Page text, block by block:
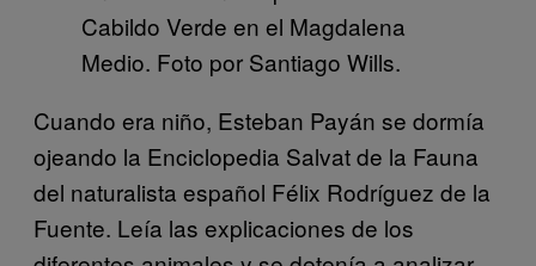
Cabildo Verde en el Magdalena
Medio. Foto por Santiago Wills.
Cuando era niño, Esteban Payán se dormía
ojeando la Enciclopedia Salvat de la Fauna
del naturalista español Félix Rodríguez de la
Fuente. Leía las explicaciones de los